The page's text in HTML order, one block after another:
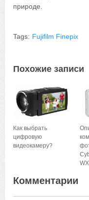
природе.
Tags: Fujifilm Finepix
Похожие записи
Как выбрать
цифровую
видеокамеру?
Комментарии